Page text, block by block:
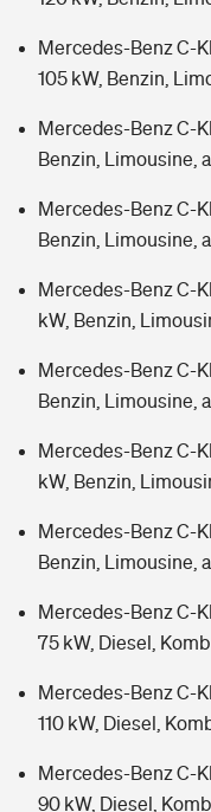
Mercedes-Benz C-
105 kW, Benzin,
Mercedes-Benz C-
Benzin, Limousine,
Mercedes-Benz C-
Benzin, Limousine,
Mercedes-Benz C-
kW, Benzin,
Mercedes-Benz C-
Benzin, Limousine,
Mercedes-Benz C-
kW, Benzin,
Mercedes-Benz C-
Benzin, Limousine,
Mercedes-Benz C-
75 kW, Diesel,
Mercedes-Benz C-
110 kW, Diesel,
Mercedes-Benz C-
90 kW, Diesel,